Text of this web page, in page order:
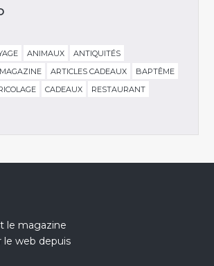
ANIMAUX
ANTIQUITÉS
ARTICLES CADEAUX
BAPTÊME
CADEAUX
RESTAURANT
le magazine
le web depuis